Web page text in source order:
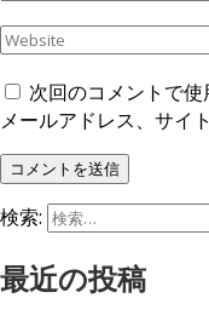
次回のコメントで使
メールアドレス、サイ
検索:
最近の投稿